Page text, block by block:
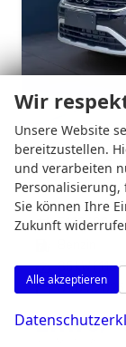
unverbindliche
Fahrzeugnr. 5120689
Leistung 85 kW (116
01.04.2025
27.190,–
Wir
Unsere Website
bereitzustellen.
und verarbeiten
Sie können Ihre
Zukunft
Alle akzeptieren